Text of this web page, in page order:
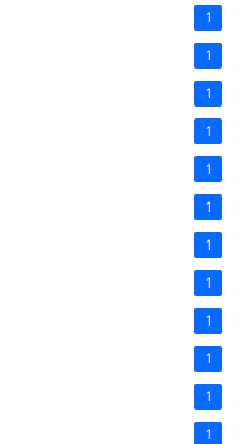
1
1
1
1
1
1
1
1
1
1
1
1